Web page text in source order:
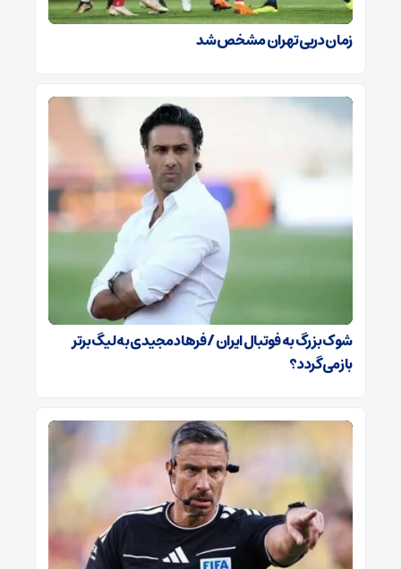
زمان دربی تهران مشخص شد
شوک بزرگ به فوتبال ایران / فرهاد مجیدی به لیگ برتر
بازمی‌گردد؟